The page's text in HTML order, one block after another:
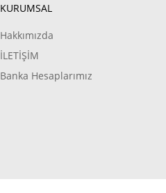
KURUMSAL
Hakkımızda
İLETİŞİM
Banka Hesaplarımız